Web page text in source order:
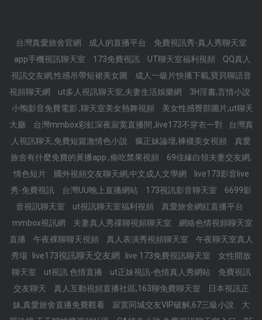
台灣真愛旅舍官網 成人的直播平台
免費視訊秀-真人秀聊天室
app手機視訊聊天室
173免費視訊 UT聊天室福利視頻
QQ真人
視訊交友網,性感吊帶短裙美女圖
成人一級片快播下載,寶貝聊語音
視頻聊天網
ut多人視訊聊天室,夫妻生活娛樂網
3H淫書,言情小說
小鴨影音免費電影 ,聊天室美女熱舞視頻
美女性感臀部圖片,ut聊天
大廳
台灣mmbox彩虹深夜寂寞直播間 ,live173不穿衣一對
台灣真
人視訊聊天,免費短篇激情色小說
瘋正妹論壇,褲襪美女視頻
真愛
旅舍有什麼免費的黃播app ,偷吃禁果視頻
69佳緣白領夫妻交友網,
情色短片
國外視頻交友聊天網,中文成人文學網
live173影音live
秀-免費視訊
台灣UU晚上直播網站 173視訊影音聊天室
6699影
音視訊聊天室
ut視訊聊天室福利視頻
真愛旅舍網紅直播平台
mmbox視訊網
夫妻真人秀祼聊視頻聊天室
網絡色情視頻聊天室
直播
午夜裸聊聊天視頻 真人表演秀視頻聊天室
午夜聊天室真人
秀場 live173視訊聊天交友網 live 173免費視訊聊天室
女性開放
聊天室
ut視訊 色情直播 ut正妹視訊-色情真人秀網站
免費視訊
交友聊天
真人互動視頻直播社區,163聊免費聊天室
日本視訊正
妹,真愛旅舍直播免費觀看
寂寞同城交友VIP破解,67三級小說
大